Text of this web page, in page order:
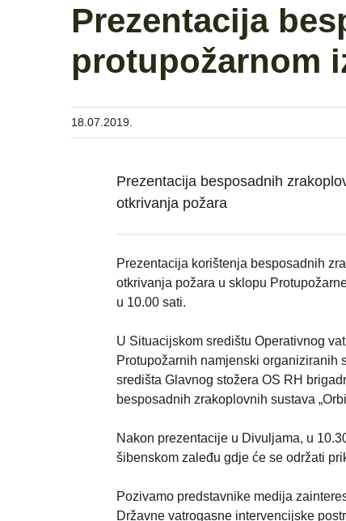
Prezentacija
protupožarnom
18.07.2019.
Prezentacija besposadnih
otkrivanja požara
Prezentacija korištenja besposadnih
otkrivanja požara u sklopu
u 10.00 sati.
U Situacijskom središtu Operativnog
Protupožarnih namjenski organiziranih
središta Glavnog stožera OS RH
besposadnih zrakoplovnih sustava
Nakon prezentacije u Divuljama, u
šibenskom zaleđu gdje će se održati
Pozivamo predstavnike medija
Državne vatrogasne intervencijske